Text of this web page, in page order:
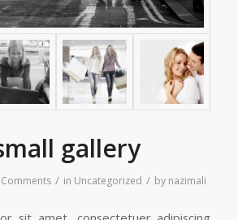
gallery
/ in Uncategorized / by nazimali